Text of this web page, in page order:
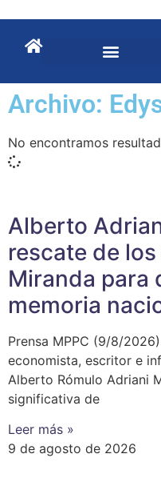
Archivo:
No encontramos
Alberto
rescate de
Miranda para
memoria
Prensa MPPC (9/8/
economista, escritor e
Alberto Rómulo Adriani
significativa de
Leer más »
9 de agosto de 2026